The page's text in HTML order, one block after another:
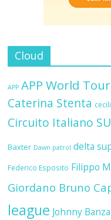
Cloud
APP APP World Tour
Caterina Stenta
Circuito Italiano
Baxter Dawn patrol delta
Federico Esposito Filippo
Giordano Bruno
league Johnny